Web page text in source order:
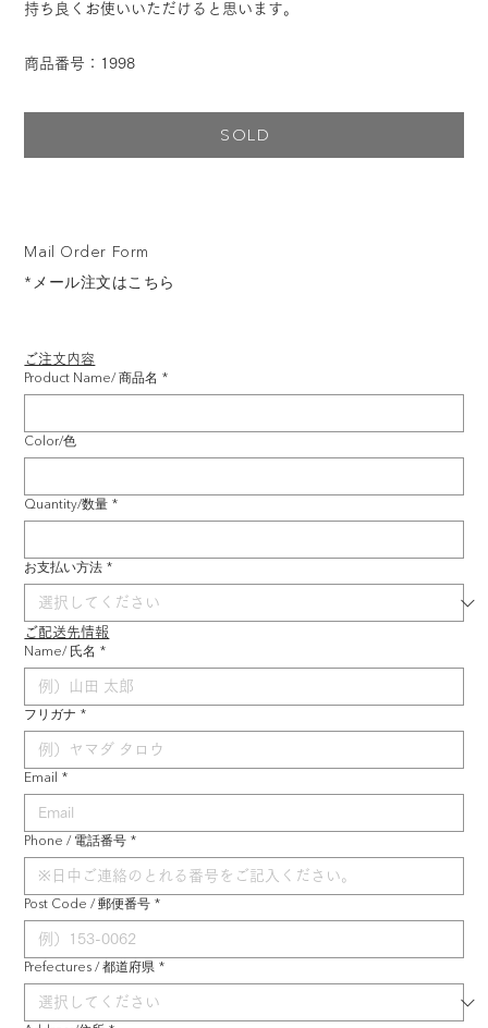
ご注文内容
Product Name/ 商品名 *
Color/色
Quantity/数量 *
お支払い方法 *
ご配送先情報
Name/ 氏名 *
フリガナ *
Email *
Phone / 電話番号 *
Post Code / 郵便番号 *
Prefectures / 都道府県 *
Mail Order Form
*メール注文はこちら
持ち良くお使いいただけると思います。
商品番号：1998
SOLD